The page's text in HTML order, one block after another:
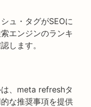
ュ・タグがSEOに
エンジンのランキ
します。
、meta refreshタ
な推奨事項を提供